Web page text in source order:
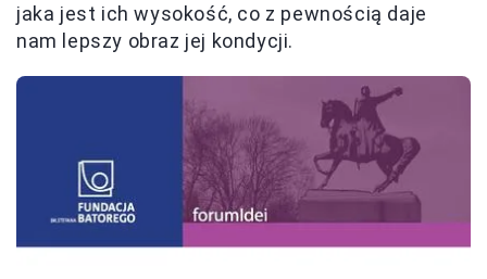
jaka jest ich wysokość, co z pewnością daje
nam lepszy obraz jej kondycji.